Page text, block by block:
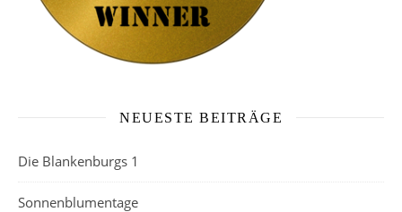
NEUESTE BEITRÄGE
Die Blankenburgs 1
Sonnenblumentage